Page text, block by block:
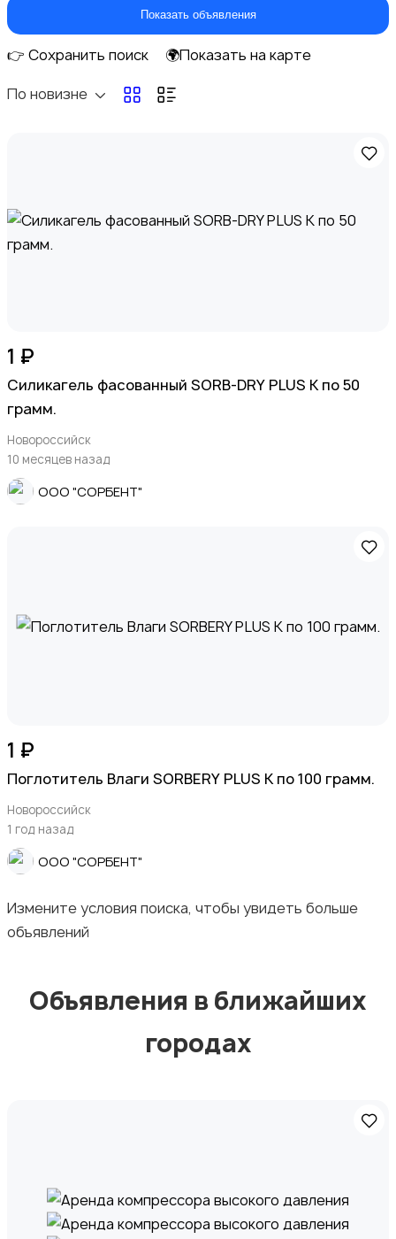
Деловые услуги
Ремонт техники
Изготовление на заказ
Показать объявления
👉 Сохранить поиск
🌍Показать на карте
По новизне
1 ₽
Силикагель фасованный SORB-DRY PLUS K по 50
грамм.
Новороссийск
10 месяцев назад
ООО "СОРБЕНТ"
1 ₽
Поглотитель Влаги SORBERY PLUS K по 100 грамм.
Новороссийск
1 год назад
ООО "СОРБЕНТ"
Измените условия поиска, чтобы увидеть больше
объявлений
Объявления в ближайших
городах